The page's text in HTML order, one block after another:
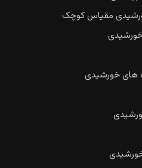
مقیاس کوچک
خورشیدی
های خورشیدی
خورشیدی